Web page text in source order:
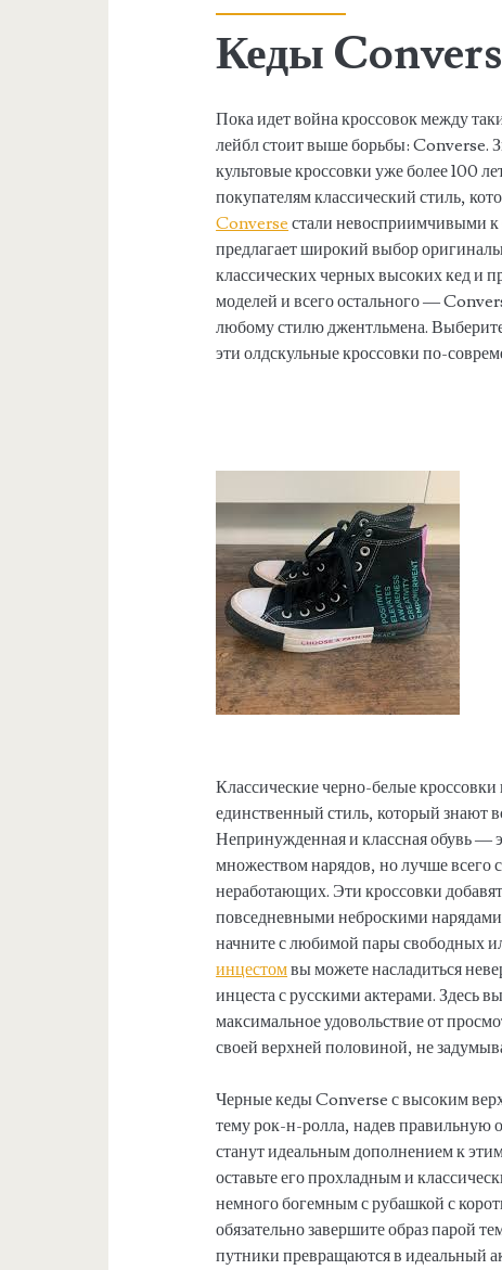
Кеды
Пока идет война кроссовок между
лейбл стоит выше борьбы: Converse.
культовые кроссовки уже более 100
покупателям классический стиль,
Converse стали невосприимчивыми
предлагает широкий выбор
классических черных высоких кед и
моделей и всего остального —
любому стилю джентльмена.
эти олдскульные кроссовки по-
Классические черно-белые
единственный стиль, который знают
Непринужденная и классная обувь —
множеством нарядов, но лучше всего
неработающих. Эти кроссовки
повседневными неброскими
начните с любимой пары свободных
инцестомвы можете насладиться
инцеста с русскими актерами. Здесь
максимальное удовольствие от
своей верхней половиной, не
Черные кеды Converse с высоким
тему рок-н-ролла, надев
станут идеальным дополнением к
оставьте его прохладным и
немного богемным с рубашкой с
обязательно завершите образ парой
путники превращаются в идеальный